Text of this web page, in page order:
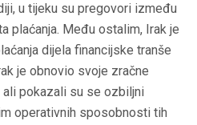
u tijeku su pregovori između
plaćanja. Među ostalim, Irak je
dijela financijske tranše
je obnovio svoje zračne
ali pokazali su se ozbiljni
operativnih sposobnosti tih